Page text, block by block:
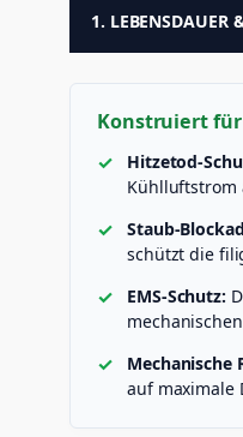
1. LEBENSDAUER
Konstruiert
Hitzetod-
Kühlluftstrom
Staub-
schützt die
EMS-Schutz:
Mechanische
auf maximale